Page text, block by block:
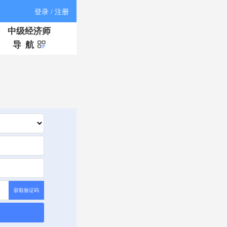
登录 / 注册
中级经济师
导 航
获取验证码